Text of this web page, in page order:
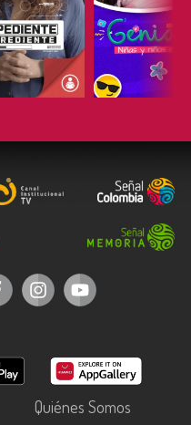
ESCUCHAR
Quiénes Somos